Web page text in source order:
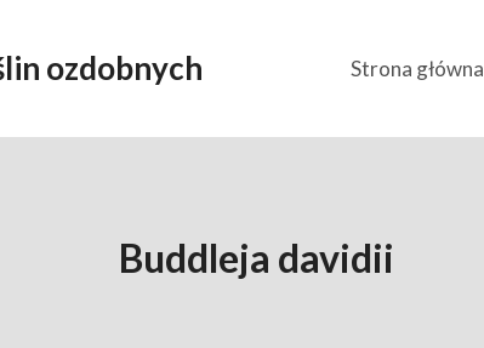
ozdobnych Strona główna
Buddleja davidii